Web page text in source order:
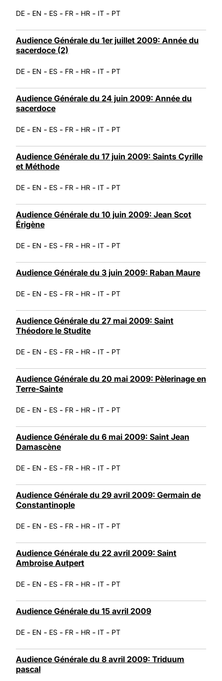
DE - EN - ES - FR - HR - IT - PT
Audience Générale du 1er juillet 2009: Année du
sacerdoce (2)
DE - EN - ES - FR - HR - IT - PT
Audience Générale du 24 juin 2009: Année du
sacerdoce
DE - EN - ES - FR - HR - IT - PT
Audience Générale du 17 juin 2009: Saints Cyrille
et Méthode
DE - EN - ES - FR - HR - IT - PT
Audience Générale du 10 juin 2009: Jean Scot
Érigène
DE - EN - ES - FR - HR - IT - PT
Audience Générale du 3 juin 2009: Raban Maure
DE - EN - ES - FR - HR - IT - PT
Audience Générale du 27 mai 2009: Saint
Théodore le Studite
DE - EN - ES - FR - HR - IT - PT
Audience Générale du 20 mai 2009: Pèlerinage en
Terre-Sainte
DE - EN - ES - FR - HR - IT - PT
Audience Générale du 6 mai 2009: Saint Jean
Damascène
DE - EN - ES - FR - HR - IT - PT
Audience Générale du 29 avril 2009: Germain de
Constantinople
DE - EN - ES - FR - HR - IT - PT
Audience Générale du 22 avril 2009: Saint
Ambroise Autpert
DE - EN - ES - FR - HR - IT - PT
Audience Générale du 15 avril 2009
DE - EN - ES - FR - HR - IT - PT
Audience Générale du 8 avril 2009: Triduum
pascal